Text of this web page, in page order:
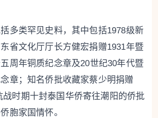
类罕见史料，其中包括1978级新
省文化厅厅长方健宏捐赠1931年暨
周年铜质纪念章及20世纪30年代暨
章；知名侨批收藏家蔡少明捐赠
战时期十封泰国华侨寄往潮阳的侨批
胞家国情怀。